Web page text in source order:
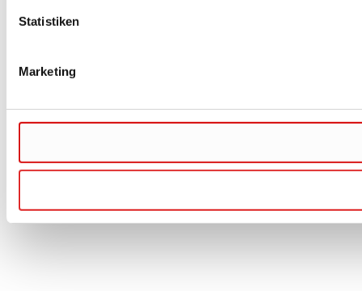
Statistiken
Marketing